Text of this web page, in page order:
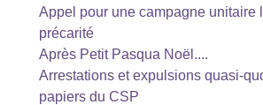
Appel pour une campagne unitaire
précarité
Après Petit Pasqua Noël....
Arrestations et expulsions quasi-
papiers du CSP